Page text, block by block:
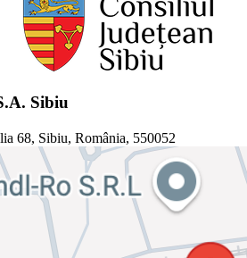
Sibiu
68, Sibiu, România, 550052